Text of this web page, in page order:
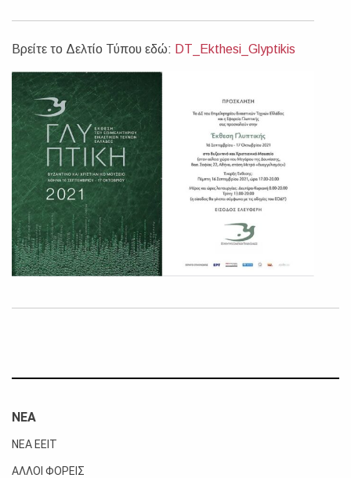
Βρείτε το Δελτίο Τύπου εδώ: DT_Ekthesi_Glyptikis
ΝΕΑ
ΝΕΑ ΕΕΙΤ
ΑΛΛΟΙ ΦΟΡΕΙΣ